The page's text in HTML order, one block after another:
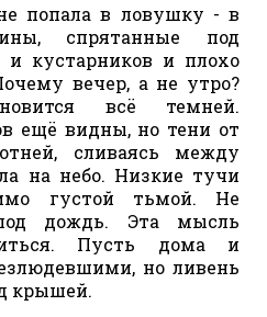
попала в ловушку - в
спрятанные под
и кустарников и плохо
вечер, а не утро?
всё темней.
ещё видны, но тени от
сливаясь между
на небо. Низкие тучи
густой тьмой. Не
дождь. Эта мысль
Пусть дома и
но ливень
крышей.